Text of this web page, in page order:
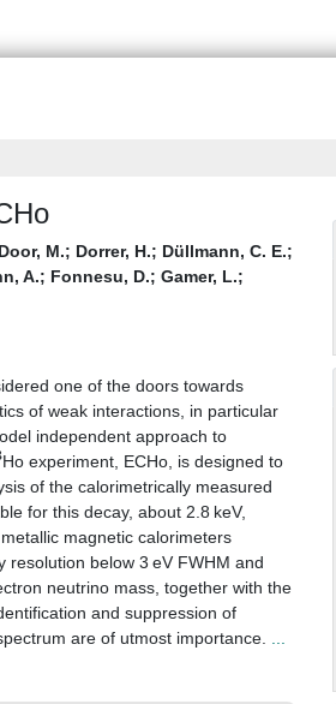
Door, M.; Dorrer, H.; Düllmann, C. E.;
A.; Fonnesu, D.; Gamer, L.;
one of the doors towards
of weak interactions, in particular
independent approach to
Ho experiment, ECHo, is designed to
of the calorimetrically measured
for this decay, about 2.8 keV,
magnetic calorimeters
resolution below 3 eV FWHM and
neutrino mass, together with the
and suppression of
are of utmost importance.